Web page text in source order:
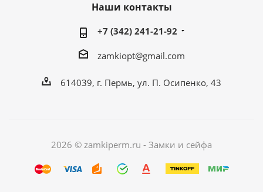
Наши контакты
+7 (342) 241-21-92
zamkiopt@gmail.com
614039, г. Пермь, ул. П. Осипенко, 43
2026 © zamkiperm.ru - Замки и сейфа